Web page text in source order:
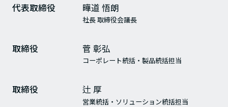
代表取締役 曄道 悟朗
社長 取締役会議長
取締役 菅 彰弘
コーポレート統括・製品統括担当
取締役 辻 厚
営業統括・ソリューション統括担当